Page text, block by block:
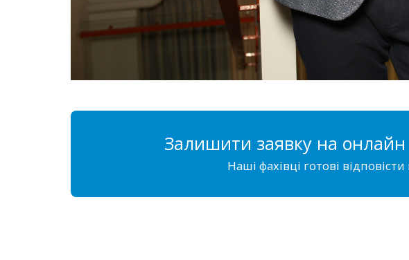
Залишити заявку на онлайн
Наші фахівці готові